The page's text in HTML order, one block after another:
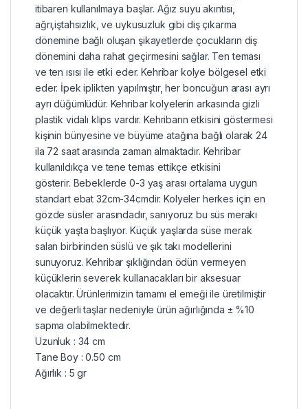
itibaren kullanılmaya başlar. Ağız suyu akıntısı,
ağrı,iştahsızlık, ve uykusuzluk gibi diş çıkarma
dönemine bağlı oluşan şikayetlerde çocukların diş
dönemini daha rahat geçirmesini sağlar. Ten teması
ve ten ısısı ile etki eder. Kehribar kolye bölgesel etki
eder. İpek iplikten yapılmıştır, her boncuğun arası ayrı
ayrı düğümlüdür. Kehribar kolyelerin arkasında gizli
plastik vidalı klips vardır. Kehribarın etkisini göstermesi
kişinin bünyesine ve büyüme atağına bağlı olarak 24
ila 72 saat arasında zaman almaktadır. Kehribar
kullanıldıkça ve tene temas ettikçe etkisini
gösterir. Bebeklerde 0-3 yaş arası ortalama uygun
standart ebat 32cm-34cmdir.Kolyeler herkes için en
gözde süsler arasındadır, sanıyoruz bu süs merakı
küçük yaşta başlıyor. Küçük yaşlarda süse merak
salan birbirinden süslü ve şık takı modellerini
sunuyoruz. Kehribar şıklığından ödün vermeyen
küçüklerin severek kullanacakları bir aksesuar
olacaktır.Ürünlerimizin tamamı el emeği ile üretilmiştir
ve değerli taşlar nedeniyle ürün ağırlığında ± %10
sapma olabilmektedir.
Uzunluk : 34 cm
Tane Boy : 0.50 cm
Ağırlık : 5 gr